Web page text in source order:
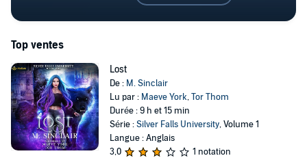
Top ventes
Lost
De : M. Sinclair
Lu par : Maeve York,Tor Thom
Durée : 9 h et 15 min
Série :Silver Falls University, Volume 1
Langue : Anglais
3,0
1 notation